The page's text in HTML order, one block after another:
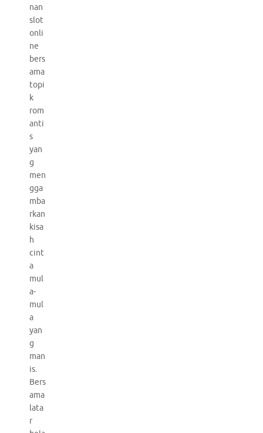
nan
slot
onli
ne
bers
ama
topi
k
rom
anti
s
yan
g
men
gga
mba
rkan
kisa
h
cint
a
mul
a-
mul
a
yan
g
man
is.
Bers
ama
lata
r